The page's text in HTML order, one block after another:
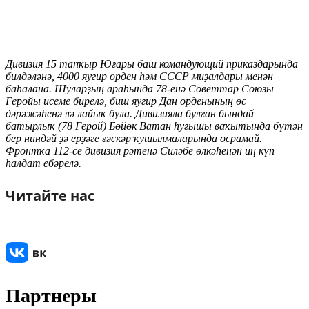
Дивизия 15 тапҡыр Юғары баш командующий приказдарында
билдәләнә, 4000 яугир орден һәм СССР миҙалдары менән
баһалана. Шуларҙың араһында 78-енә Советтар Союзы
Геройы исеме бирелә, биш яугир Дан орденының өс
дәрәжәһенә лә лайыҡ була. Дивизияла булған бындай
батырлыҡ (78 Герой) Бөйөк Ватан һуғышы ваҡытында бүтән
бер ниндәй ҙә ерҙәге ғәскәр ҡушылмаларында осрамай.
Фронтҡа 112-се дивизия рәтенә Силәбе өлкәһенән иң күп
һалдат ебәрелә.
Читайте нас
Партнеры